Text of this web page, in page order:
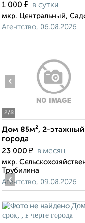
1 000 ₽ в сутки
мкр. Центральный,
Агентство, 06.08.2026
2/8
‹
Дом 85м², 2-
города
23 000 ₽ в месяц
мкр.
Трубилина
Агентство, 09.08.2026
‹